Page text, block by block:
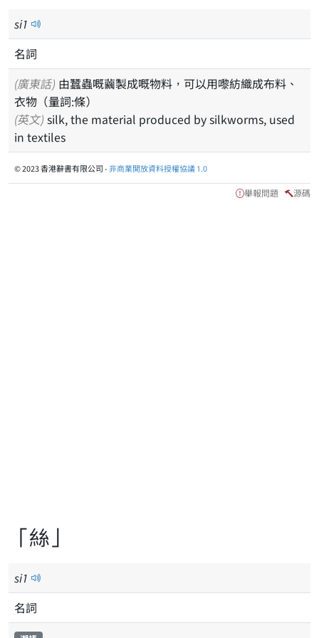
si1
名詞
(廣東話) 由蠶蟲嘅繭製成嘅物料，可以用嚟紡織成布料、
衣物（量詞:條）
(英文) silk, the material produced by silkworms, used
in textiles
© 2023 香港辭書有限公司 -非商業開放資料授權協議 1.0
舉報問題 源碼
「絲」
si1
名詞